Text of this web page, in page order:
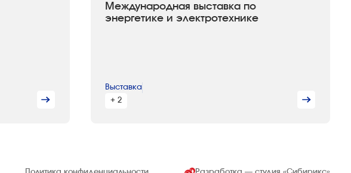
Международная выставка по
энергетике и электротехнике
Выставка
+ 2